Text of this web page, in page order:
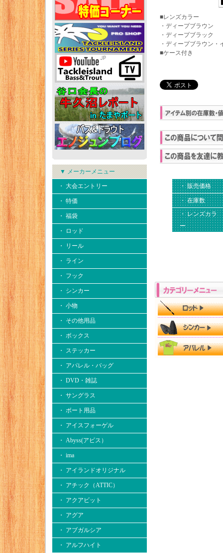
▼ メーカーメニュー
・ 大会エントリー
・ 特価
・ 福袋
・ ロッド
・ リール
・ ライン
・ フック
・ シンカー
・ 小物
・ その他用品
・ ボックス
・ ステッカー
・ アパレル・バッグ
・ DVD・雑誌
・ サングラス
・ ボート用品
・ アイスフォーゲル
・ Abyss(アビス）
・ ima
・ アイランドオリジナル
・ アチック（ATTIC）
・ アクアビット
・ アグア
・ アブガルシア
・ アルフハイト
■レンズカラー
・ディープブラウン
・ディープブラック
・ディープブラウン・
■ケース付き
・ 販売価格
・ 在庫数
・ レンズカラ
ー